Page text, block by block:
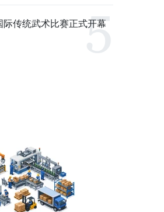
际传统武术比赛正式开幕